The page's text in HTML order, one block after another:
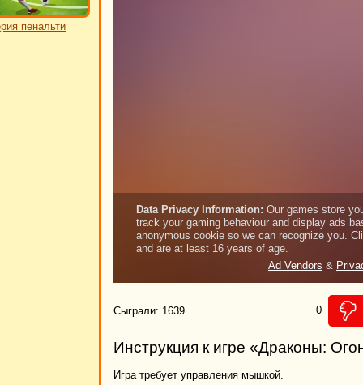
пенальти
Сыграли: 1639 0
Инструкция к игре «Драконы:
Игра требует управления мышкой.